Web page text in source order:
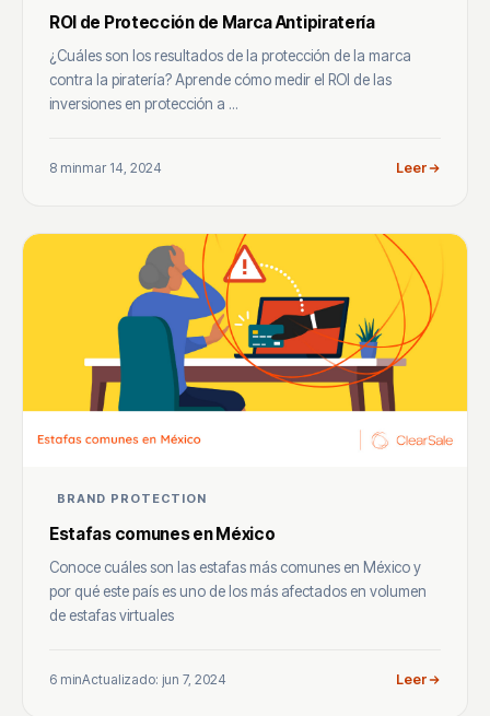
ROI de Protección de Marca Antipiratería
¿Cuáles son los resultados de la protección de la marca
contra la piratería? Aprende cómo medir el ROI de las
inversiones en protección a ...
8 minmar 14, 2024 Leer
BRAND PROTECTION
Estafas comunes en México
Conoce cuáles son las estafas más comunes en México y
por qué este país es uno de los más afectados en volumen
de estafas virtuales
6 minActualizado: jun 7, 2024 Leer